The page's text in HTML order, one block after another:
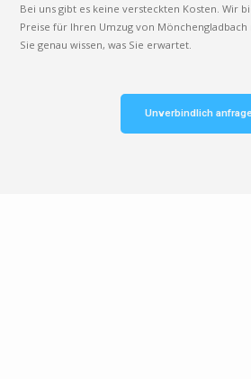
Bei uns gibt es keine versteckten Kosten. Wir
Preise für Ihren Umzug von
Sie genau wissen, was Sie erwartet.
Unverbindlich